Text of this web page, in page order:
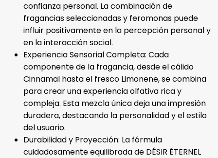
confianza personal. La combinación de
fragancias seleccionadas y feromonas puede
influir positivamente en la percepción personal y
en la interacción social.
Experiencia Sensorial Completa: Cada
componente de la fragancia, desde el cálido
Cinnamal hasta el fresco Limonene, se combina
para crear una experiencia olfativa rica y
compleja. Esta mezcla única deja una impresión
duradera, destacando la personalidad y el estilo
del usuario.
Durabilidad y Proyección: La fórmula
cuidadosamente equilibrada de DÉSIR ÉTERNEL